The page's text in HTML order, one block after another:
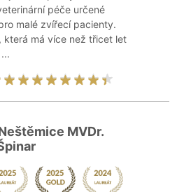
péče určené
malé zvířecí pacienty.
která má více než třicet let
MVDr.